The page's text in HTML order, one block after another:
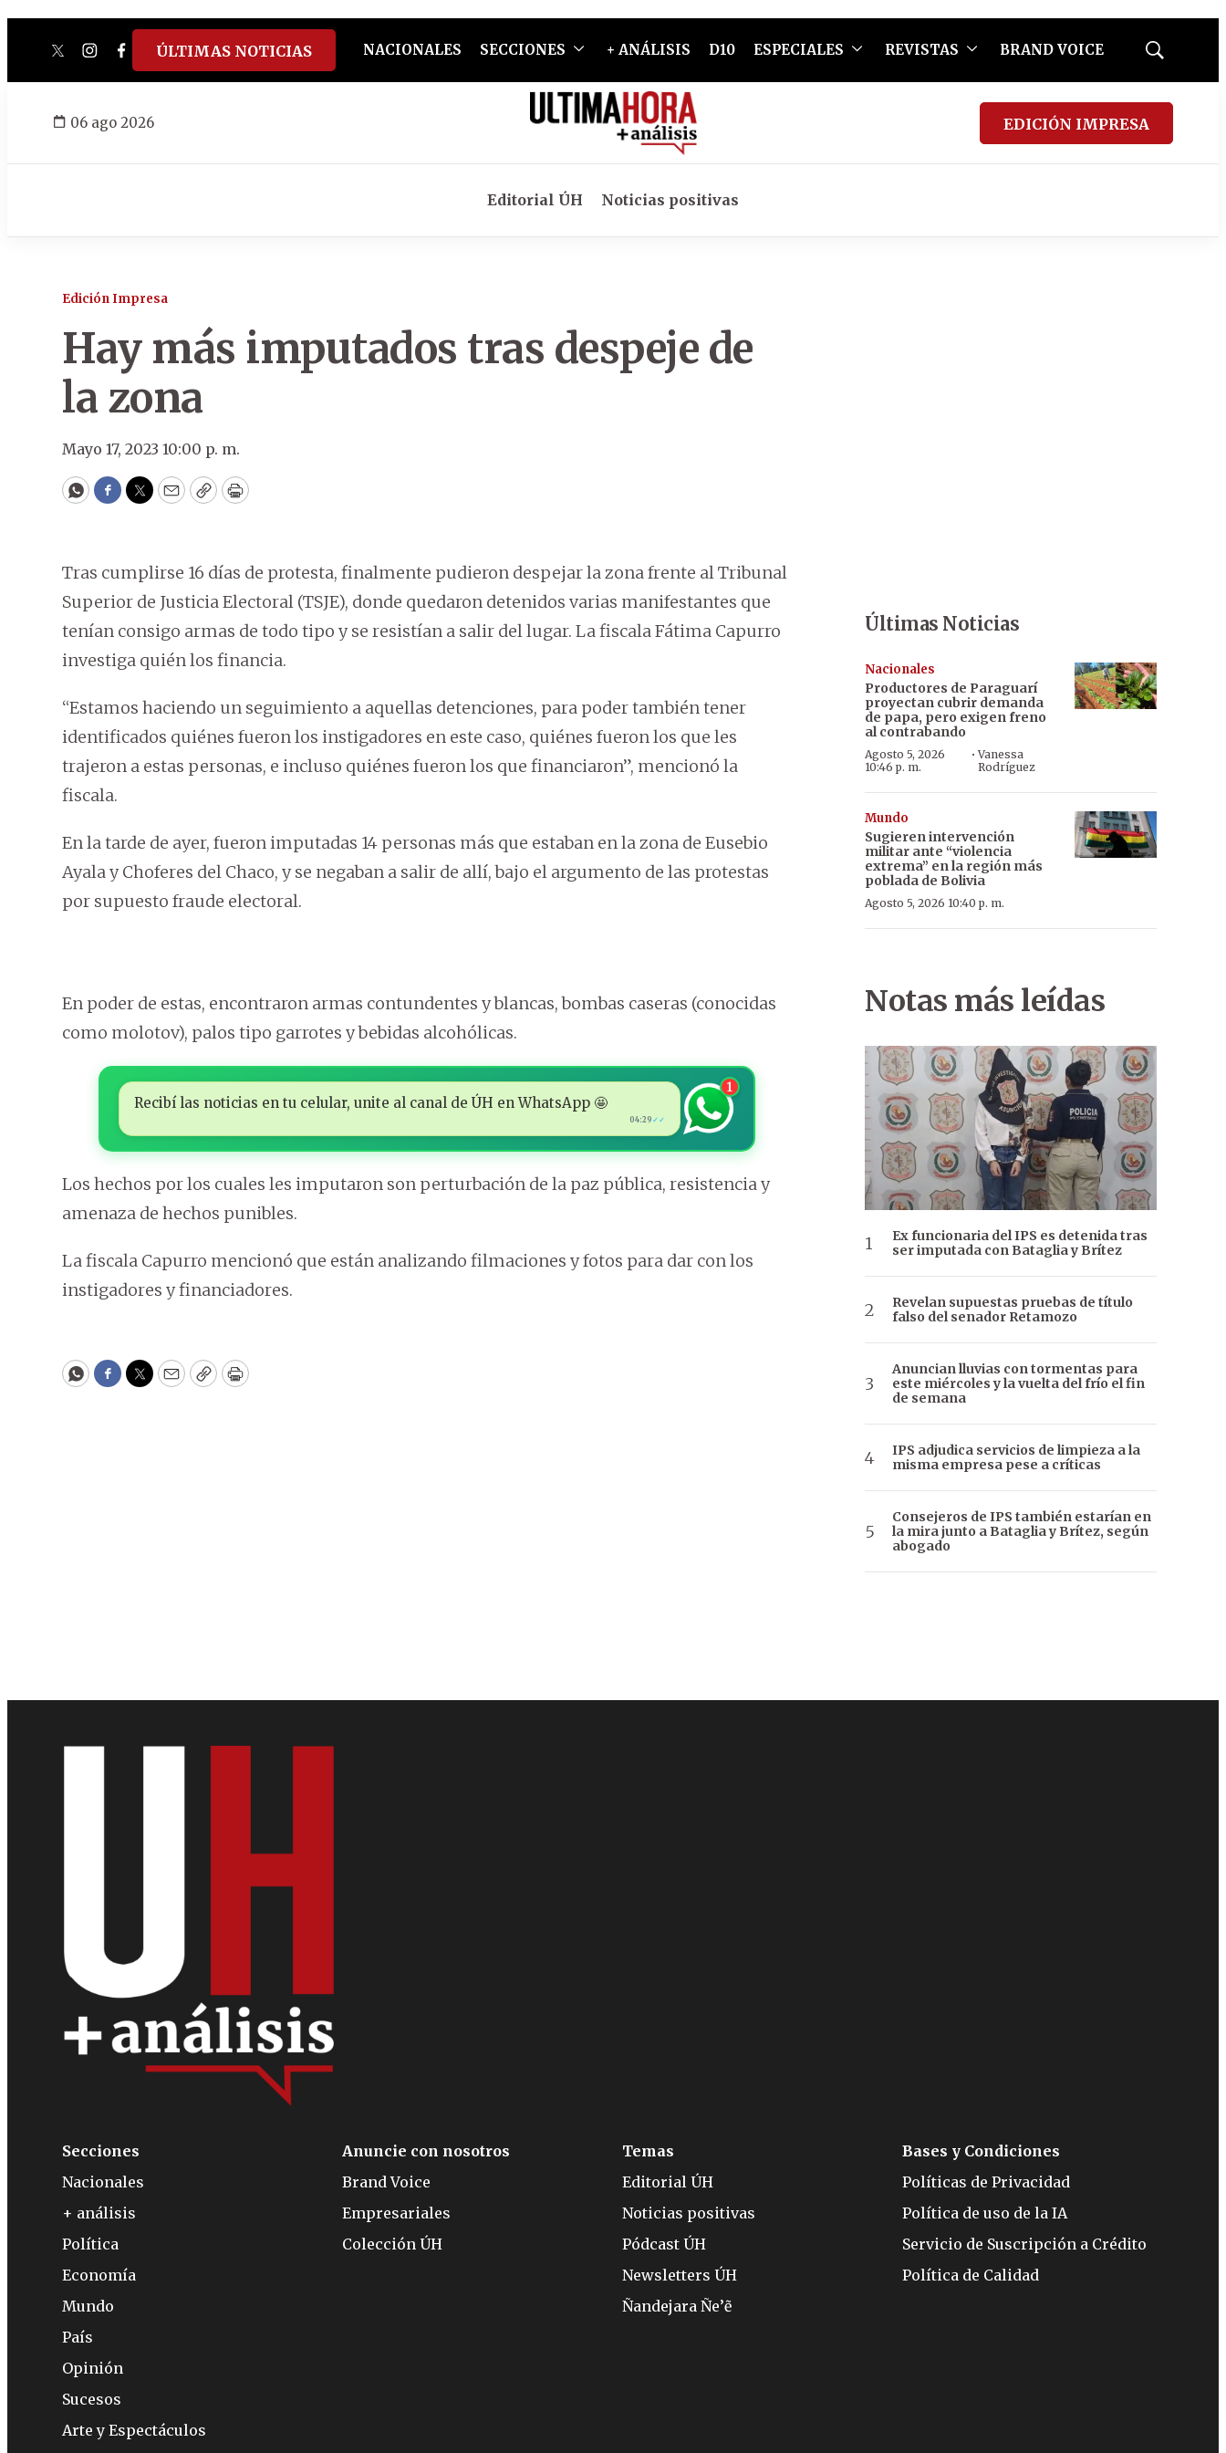
twitterinstagram
facebook
tiktokyoutube
spotify
ÚLTIMAS NOTICIAS NACIONALES SECCIONES + ANÁLISIS D10 ESPECIALES REVISTAS BRAND VOICE
Mostrar
06 ago 2026 EDICIÓN IMPRESA
Editorial ÚH Noticias positivas
Edición Impresa
Hay más imputados tras despeje de
la zona
Mayo 17, 2023 10:00 p. m.
WhatsApp
Facebook
Twitter
EmailCopyPrint
Tras cumplirse 16 días de protesta, finalmente pudieron despejar la zona frente al Tribunal
Superior de Justicia Electoral (TSJE), donde quedaron detenidos varias manifestantes que
tenían consigo armas de todo tipo y se resistían a salir del lugar. La fiscala Fátima Capurro
investiga quién los financia.
“Estamos haciendo un seguimiento a aquellas detenciones, para poder también tener
identificados quiénes fueron los instigadores en este caso, quiénes fueron los que les
trajeron a estas personas, e incluso quiénes fueron los que financiaron”, mencionó la
fiscala.
En la tarde de ayer, fueron imputadas 14 personas más que estaban en la zona de Eusebio
Ayala y Choferes del Chaco, y se negaban a salir de allí, bajo el argumento de las protestas
por supuesto fraude electoral.
En poder de estas, encontraron armas contundentes y blancas, bombas caseras (conocidas
como molotov), palos tipo garrotes y bebidas alcohólicas.
Recibí las noticias en tu celular, unite al canal de ÚH en WhatsApp 🤩
04:29 ✓✓
1
Los hechos por los cuales les imputaron son perturbación de la paz pública, resistencia y
amenaza de hechos punibles.
La fiscala Capurro mencionó que están analizando filmaciones y fotos para dar con los
instigadores y financiadores.
WhatsApp
Facebook
Twitter
EmailCopyPrint
Últimas Noticias
Nacionales
Productores de Paraguarí
proyectan cubrir demanda
de papa, pero exigen freno
al contrabando
Agosto 5, 2026
10:46 p. m.
·Vanessa
Rodríguez
Mundo
Sugieren intervención
militar ante “violencia
extrema” en la región más
poblada de Bolivia
Agosto 5, 2026 10:40 p. m.
Notas más leídas
Ex funcionaria del IPS es detenida tras
ser imputada con Bataglia y Brítez
Revelan supuestas pruebas de título
falso del senador Retamozo
Anuncian lluvias con tormentas para
este miércoles y la vuelta del frío el fin
de semana
IPS adjudica servicios de limpieza a la
misma empresa pese a críticas
Consejeros de IPS también estarían en
la mira junto a Bataglia y Brítez, según
abogado
Secciones
Nacionales
+ análisis
Política
Economía
Mundo
País
Opinión
Sucesos
Arte y Espectáculos
Anuncie con nosotros
Brand Voice
Empresariales
Colección ÚH
Temas
Editorial ÚH
Noticias positivas
Pódcast ÚH
Newsletters ÚH
Ñandejara Ñe’ẽ
Bases y Condiciones
Políticas de Privacidad
Política de uso de la IA
Servicio de Suscripción a Crédito
Política de Calidad